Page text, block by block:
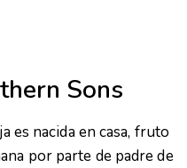
Sons
es nacida en casa, fruto
por parte de padre de